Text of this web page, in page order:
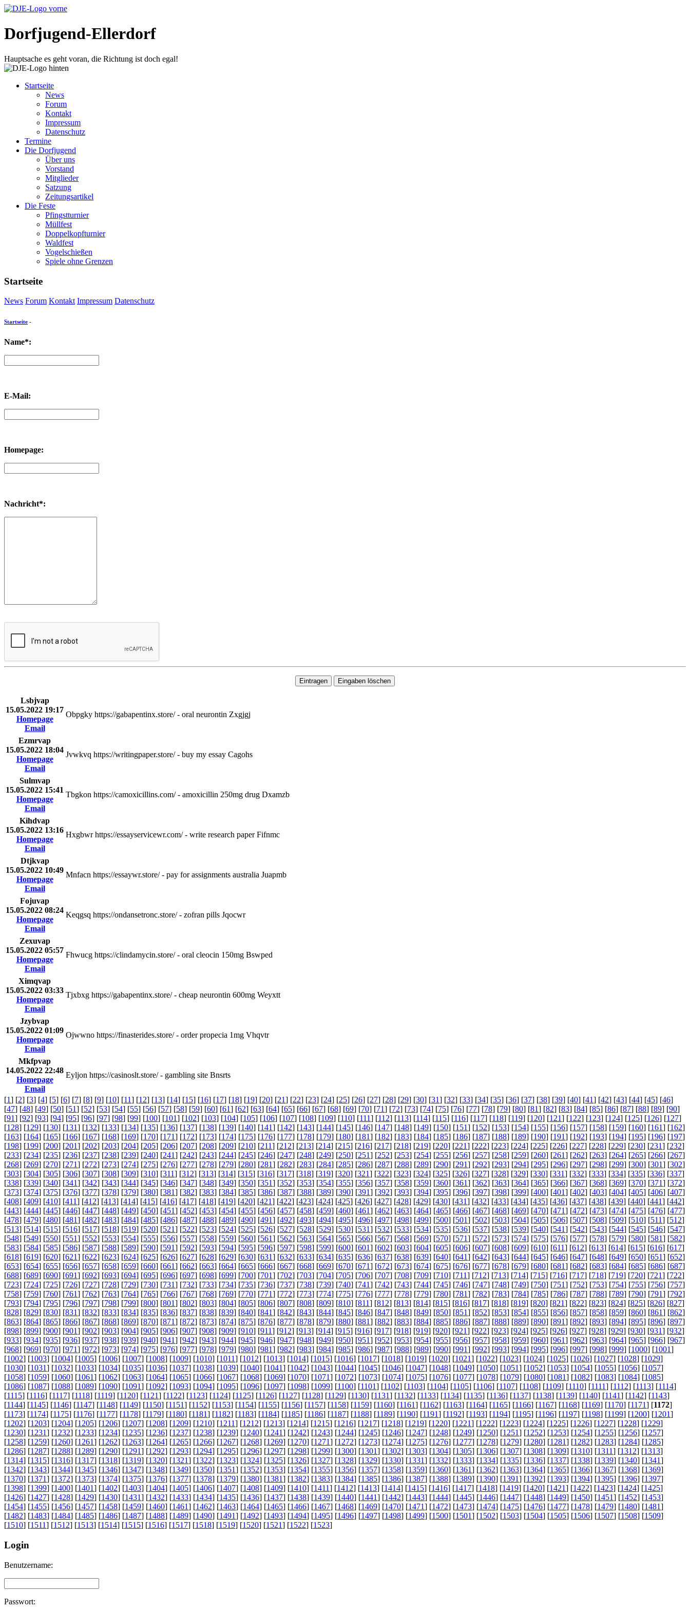
Dorfjugend-Ellerdorf
Hauptsache es geht voran, die Richtung ist doch egal!
Startseite
News
Forum
Kontakt
Impressum
Datenschutz
Termine
Die Dorfjugend
Über uns
Vorstand
Mitglieder
Satzung
Zeitungsartikel
Die Feste
Pfingstturnier
Müllfest
Doppelkopfturnier
Waldfest
Vogelschießen
Spiele ohne Grenzen
Startseite
News Forum Kontakt Impressum Datenschutz
Startseite -
Name*:
E-Mail:
Homepage:
Nachricht*:
Lsbjvap
15.05.2022 19:17
Homepage
Email
Obpgky https://gabapentinx.store/ - oral neurontin Zxgjgj
Ezmrvap
15.05.2022 18:04
Homepage
Email
Jvwkvq https://writingpaper.store/ - buy my essay Cagohs
Sulmvap
15.05.2022 15:41
Homepage
Email
Tbgkon https://camoxicillins.com/ - amoxicillin 250mg drug Dxamzb
Kihdvap
15.05.2022 13:16
Homepage
Email
Hxgbwr https://essayservicewr.com/ - write research paper Fifnmc
Dtjkvap
15.05.2022 10:49
Homepage
Email
Mnfacn https://essaywr.store/ - pay for assignments australia Juapmb
Fojuvap
15.05.2022 08:24
Homepage
Email
Keqgsq https://ondansetronc.store/ - zofran pills Jqocwr
Zexuvap
15.05.2022 05:57
Homepage
Email
Fhwucg https://clindamycin.store/ - oral cleocin 150mg Bswped
Ximqvap
15.05.2022 03:33
Homepage
Email
Tjxbxg https://gabapentinx.store/ - cheap neurontin 600mg Weyxtt
Jzybvap
15.05.2022 01:09
Homepage
Email
Ojwwno https://finasterides.store/ - order propecia 1mg Vhqvtr
Mkfpvap
14.05.2022 22:48
Homepage
Email
Eyljon https://casinoslt.store/ - gambling site Bnsrts
[1] [2] [3] [4] [5] [6] [7] [8] [9] [10] [11] [12] [13] [14] [15] [16] [17] [18] [19] [20] [21] [22] [23] [24] [25] [26] [27] [28] [29] [30] [31] [32] [33] [34] [35] [36] [37] [38] [39] [40] [41] [42] [43] [44] [45] [46]
[47] [48] [49] [50] [51] [52] [53] [54] [55] [56] [57] [58] [59] [60] [61] [62] [63] [64] [65] [66] [67] [68] [69] [70] [71] [72] [73] [74] [75] [76] [77] [78] [79] [80] [81] [82] [83] [84] [85] [86] [87] [88] [89] [90]
[91] [92] [93] [94] [95] [96] [97] [98] [99] [100] [101] [102] [103] [104] [105] [106] [107] [108] [109] [110] [111] [112] [113] [114] [115] [116] [117] [118] [119] [120] [121] [122] [123] [124] [125] [126] [127]
[128] [129] [130] [131] [132] [133] [134] [135] [136] [137] [138] [139] [140] [141] [142] [143] [144] [145] [146] [147] [148] [149] [150] [151] [152] [153] [154] [155] [156] [157] [158] [159] [160] [161] [162]
[163] [164] [165] [166] [167] [168] [169] [170] [171] [172] [173] [174] [175] [176] [177] [178] [179] [180] [181] [182] [183] [184] [185] [186] [187] [188] [189] [190] [191] [192] [193] [194] [195] [196] [197]
[198] [199] [200] [201] [202] [203] [204] [205] [206] [207] [208] [209] [210] [211] [212] [213] [214] [215] [216] [217] [218] [219] [220] [221] [222] [223] [224] [225] [226] [227] [228] [229] [230] [231] [232]
[233] [234] [235] [236] [237] [238] [239] [240] [241] [242] [243] [244] [245] [246] [247] [248] [249] [250] [251] [252] [253] [254] [255] [256] [257] [258] [259] [260] [261] [262] [263] [264] [265] [266] [267]
[268] [269] [270] [271] [272] [273] [274] [275] [276] [277] [278] [279] [280] [281] [282] [283] [284] [285] [286] [287] [288] [289] [290] [291] [292] [293] [294] [295] [296] [297] [298] [299] [300] [301] [302]
[303] [304] [305] [306] [307] [308] [309] [310] [311] [312] [313] [314] [315] [316] [317] [318] [319] [320] [321] [322] [323] [324] [325] [326] [327] [328] [329] [330] [331] [332] [333] [334] [335] [336] [337]
[338] [339] [340] [341] [342] [343] [344] [345] [346] [347] [348] [349] [350] [351] [352] [353] [354] [355] [356] [357] [358] [359] [360] [361] [362] [363] [364] [365] [366] [367] [368] [369] [370] [371] [372]
[373] [374] [375] [376] [377] [378] [379] [380] [381] [382] [383] [384] [385] [386] [387] [388] [389] [390] [391] [392] [393] [394] [395] [396] [397] [398] [399] [400] [401] [402] [403] [404] [405] [406] [407]
[408] [409] [410] [411] [412] [413] [414] [415] [416] [417] [418] [419] [420] [421] [422] [423] [424] [425] [426] [427] [428] [429] [430] [431] [432] [433] [434] [435] [436] [437] [438] [439] [440] [441] [442]
[443] [444] [445] [446] [447] [448] [449] [450] [451] [452] [453] [454] [455] [456] [457] [458] [459] [460] [461] [462] [463] [464] [465] [466] [467] [468] [469] [470] [471] [472] [473] [474] [475] [476] [477]
[478] [479] [480] [481] [482] [483] [484] [485] [486] [487] [488] [489] [490] [491] [492] [493] [494] [495] [496] [497] [498] [499] [500] [501] [502] [503] [504] [505] [506] [507] [508] [509] [510] [511] [512]
[513] [514] [515] [516] [517] [518] [519] [520] [521] [522] [523] [524] [525] [526] [527] [528] [529] [530] [531] [532] [533] [534] [535] [536] [537] [538] [539] [540] [541] [542] [543] [544] [545] [546] [547]
[548] [549] [550] [551] [552] [553] [554] [555] [556] [557] [558] [559] [560] [561] [562] [563] [564] [565] [566] [567] [568] [569] [570] [571] [572] [573] [574] [575] [576] [577] [578] [579] [580] [581] [582]
[583] [584] [585] [586] [587] [588] [589] [590] [591] [592] [593] [594] [595] [596] [597] [598] [599] [600] [601] [602] [603] [604] [605] [606] [607] [608] [609] [610] [611] [612] [613] [614] [615] [616] [617]
[618] [619] [620] [621] [622] [623] [624] [625] [626] [627] [628] [629] [630] [631] [632] [633] [634] [635] [636] [637] [638] [639] [640] [641] [642] [643] [644] [645] [646] [647] [648] [649] [650] [651] [652]
[653] [654] [655] [656] [657] [658] [659] [660] [661] [662] [663] [664] [665] [666] [667] [668] [669] [670] [671] [672] [673] [674] [675] [676] [677] [678] [679] [680] [681] [682] [683] [684] [685] [686] [687]
[688] [689] [690] [691] [692] [693] [694] [695] [696] [697] [698] [699] [700] [701] [702] [703] [704] [705] [706] [707] [708] [709] [710] [711] [712] [713] [714] [715] [716] [717] [718] [719] [720] [721] [722]
[723] [724] [725] [726] [727] [728] [729] [730] [731] [732] [733] [734] [735] [736] [737] [738] [739] [740] [741] [742] [743] [744] [745] [746] [747] [748] [749] [750] [751] [752] [753] [754] [755] [756] [757]
[758] [759] [760] [761] [762] [763] [764] [765] [766] [767] [768] [769] [770] [771] [772] [773] [774] [775] [776] [777] [778] [779] [780] [781] [782] [783] [784] [785] [786] [787] [788] [789] [790] [791] [792]
[793] [794] [795] [796] [797] [798] [799] [800] [801] [802] [803] [804] [805] [806] [807] [808] [809] [810] [811] [812] [813] [814] [815] [816] [817] [818] [819] [820] [821] [822] [823] [824] [825] [826] [827]
[828] [829] [830] [831] [832] [833] [834] [835] [836] [837] [838] [839] [840] [841] [842] [843] [844] [845] [846] [847] [848] [849] [850] [851] [852] [853] [854] [855] [856] [857] [858] [859] [860] [861] [862]
[863] [864] [865] [866] [867] [868] [869] [870] [871] [872] [873] [874] [875] [876] [877] [878] [879] [880] [881] [882] [883] [884] [885] [886] [887] [888] [889] [890] [891] [892] [893] [894] [895] [896] [897]
[898] [899] [900] [901] [902] [903] [904] [905] [906] [907] [908] [909] [910] [911] [912] [913] [914] [915] [916] [917] [918] [919] [920] [921] [922] [923] [924] [925] [926] [927] [928] [929] [930] [931] [932]
[933] [934] [935] [936] [937] [938] [939] [940] [941] [942] [943] [944] [945] [946] [947] [948] [949] [950] [951] [952] [953] [954] [955] [956] [957] [958] [959] [960] [961] [962] [963] [964] [965] [966] [967]
[968] [969] [970] [971] [972] [973] [974] [975] [976] [977] [978] [979] [980] [981] [982] [983] [984] [985] [986] [987] [988] [989] [990] [991] [992] [993] [994] [995] [996] [997] [998] [999] [1000] [1001]
[1002] [1003] [1004] [1005] [1006] [1007] [1008] [1009] [1010] [1011] [1012] [1013] [1014] [1015] [1016] [1017] [1018] [1019] [1020] [1021] [1022] [1023] [1024] [1025] [1026] [1027] [1028] [1029]
[1030] [1031] [1032] [1033] [1034] [1035] [1036] [1037] [1038] [1039] [1040] [1041] [1042] [1043] [1044] [1045] [1046] [1047] [1048] [1049] [1050] [1051] [1052] [1053] [1054] [1055] [1056] [1057]
[1058] [1059] [1060] [1061] [1062] [1063] [1064] [1065] [1066] [1067] [1068] [1069] [1070] [1071] [1072] [1073] [1074] [1075] [1076] [1077] [1078] [1079] [1080] [1081] [1082] [1083] [1084] [1085]
[1086] [1087] [1088] [1089] [1090] [1091] [1092] [1093] [1094] [1095] [1096] [1097] [1098] [1099] [1100] [1101] [1102] [1103] [1104] [1105] [1106] [1107] [1108] [1109] [1110] [1111] [1112] [1113] [1114]
[1115] [1116] [1117] [1118] [1119] [1120] [1121] [1122] [1123] [1124] [1125] [1126] [1127] [1128] [1129] [1130] [1131] [1132] [1133] [1134] [1135] [1136] [1137] [1138] [1139] [1140] [1141] [1142] [1143]
[1144] [1145] [1146] [1147] [1148] [1149] [1150] [1151] [1152] [1153] [1154] [1155] [1156] [1157] [1158] [1159] [1160] [1161] [1162] [1163] [1164] [1165] [1166] [1167] [1168] [1169] [1170] [1171] [1172]
[1173] [1174] [1175] [1176] [1177] [1178] [1179] [1180] [1181] [1182] [1183] [1184] [1185] [1186] [1187] [1188] [1189] [1190] [1191] [1192] [1193] [1194] [1195] [1196] [1197] [1198] [1199] [1200] [1201]
[1202] [1203] [1204] [1205] [1206] [1207] [1208] [1209] [1210] [1211] [1212] [1213] [1214] [1215] [1216] [1217] [1218] [1219] [1220] [1221] [1222] [1223] [1224] [1225] [1226] [1227] [1228] [1229]
[1230] [1231] [1232] [1233] [1234] [1235] [1236] [1237] [1238] [1239] [1240] [1241] [1242] [1243] [1244] [1245] [1246] [1247] [1248] [1249] [1250] [1251] [1252] [1253] [1254] [1255] [1256] [1257]
[1258] [1259] [1260] [1261] [1262] [1263] [1264] [1265] [1266] [1267] [1268] [1269] [1270] [1271] [1272] [1273] [1274] [1275] [1276] [1277] [1278] [1279] [1280] [1281] [1282] [1283] [1284] [1285]
[1286] [1287] [1288] [1289] [1290] [1291] [1292] [1293] [1294] [1295] [1296] [1297] [1298] [1299] [1300] [1301] [1302] [1303] [1304] [1305] [1306] [1307] [1308] [1309] [1310] [1311] [1312] [1313]
[1314] [1315] [1316] [1317] [1318] [1319] [1320] [1321] [1322] [1323] [1324] [1325] [1326] [1327] [1328] [1329] [1330] [1331] [1332] [1333] [1334] [1335] [1336] [1337] [1338] [1339] [1340] [1341]
[1342] [1343] [1344] [1345] [1346] [1347] [1348] [1349] [1350] [1351] [1352] [1353] [1354] [1355] [1356] [1357] [1358] [1359] [1360] [1361] [1362] [1363] [1364] [1365] [1366] [1367] [1368] [1369]
[1370] [1371] [1372] [1373] [1374] [1375] [1376] [1377] [1378] [1379] [1380] [1381] [1382] [1383] [1384] [1385] [1386] [1387] [1388] [1389] [1390] [1391] [1392] [1393] [1394] [1395] [1396] [1397]
[1398] [1399] [1400] [1401] [1402] [1403] [1404] [1405] [1406] [1407] [1408] [1409] [1410] [1411] [1412] [1413] [1414] [1415] [1416] [1417] [1418] [1419] [1420] [1421] [1422] [1423] [1424] [1425]
[1426] [1427] [1428] [1429] [1430] [1431] [1432] [1433] [1434] [1435] [1436] [1437] [1438] [1439] [1440] [1441] [1442] [1443] [1444] [1445] [1446] [1447] [1448] [1449] [1450] [1451] [1452] [1453]
[1454] [1455] [1456] [1457] [1458] [1459] [1460] [1461] [1462] [1463] [1464] [1465] [1466] [1467] [1468] [1469] [1470] [1471] [1472] [1473] [1474] [1475] [1476] [1477] [1478] [1479] [1480] [1481]
[1482] [1483] [1484] [1485] [1486] [1487] [1488] [1489] [1490] [1491] [1492] [1493] [1494] [1495] [1496] [1497] [1498] [1499] [1500] [1501] [1502] [1503] [1504] [1505] [1506] [1507] [1508] [1509]
[1510] [1511] [1512] [1513] [1514] [1515] [1516] [1517] [1518] [1519] [1520] [1521] [1522] [1523]
Login
Benutzername:
Passwort: